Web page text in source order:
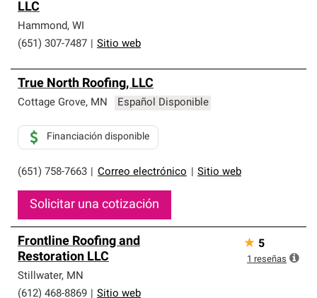
LLC
Hammond, WI
(651) 307-7487
Sitio web
True North Roofing, LLC
Cottage Grove, MN Español Disponible
(651) 758-7663 Correo electrónico Sitio web
Financiación disponible
Solicitar una cotización
Frontline Roofing and
Restoration LLC
Stillwater, MN
(612) 468-8869
Sitio web
★ 5
1 reseñas